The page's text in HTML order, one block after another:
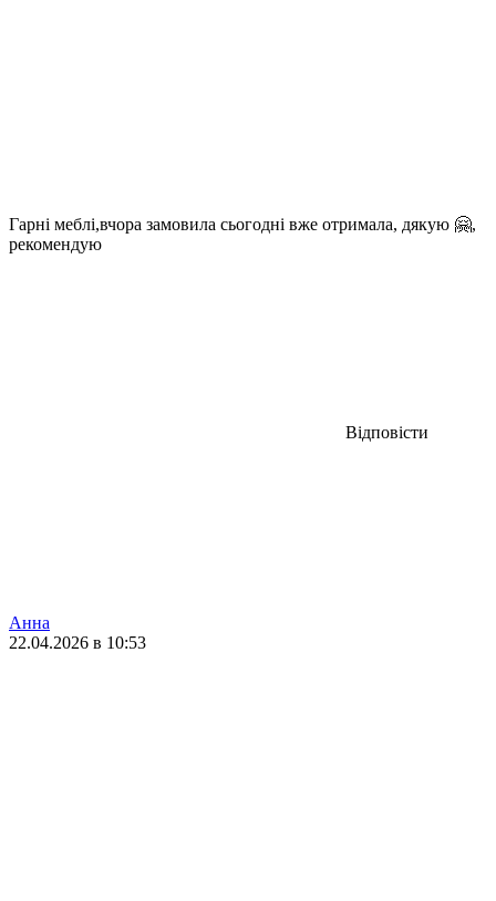
Гарні меблі,вчора замовила сьогодні вже отримала, дякую 🤗,
рекомендую
Відповісти
Анна
22.04.2026 в 10:53